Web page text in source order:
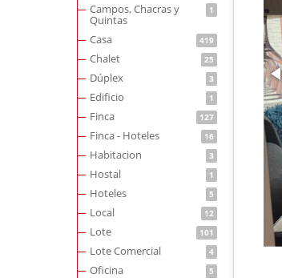
Campos, Chacras y
Quintas
1
Casa 419
Chalet 25
Dúplex 3
Edificio 1
Finca 127
Finca - Hoteles 16
Habitacion 3
Hostal 1
Hoteles 5
Local 12
Lote 101
Lote Comercial 4
Oficina 5